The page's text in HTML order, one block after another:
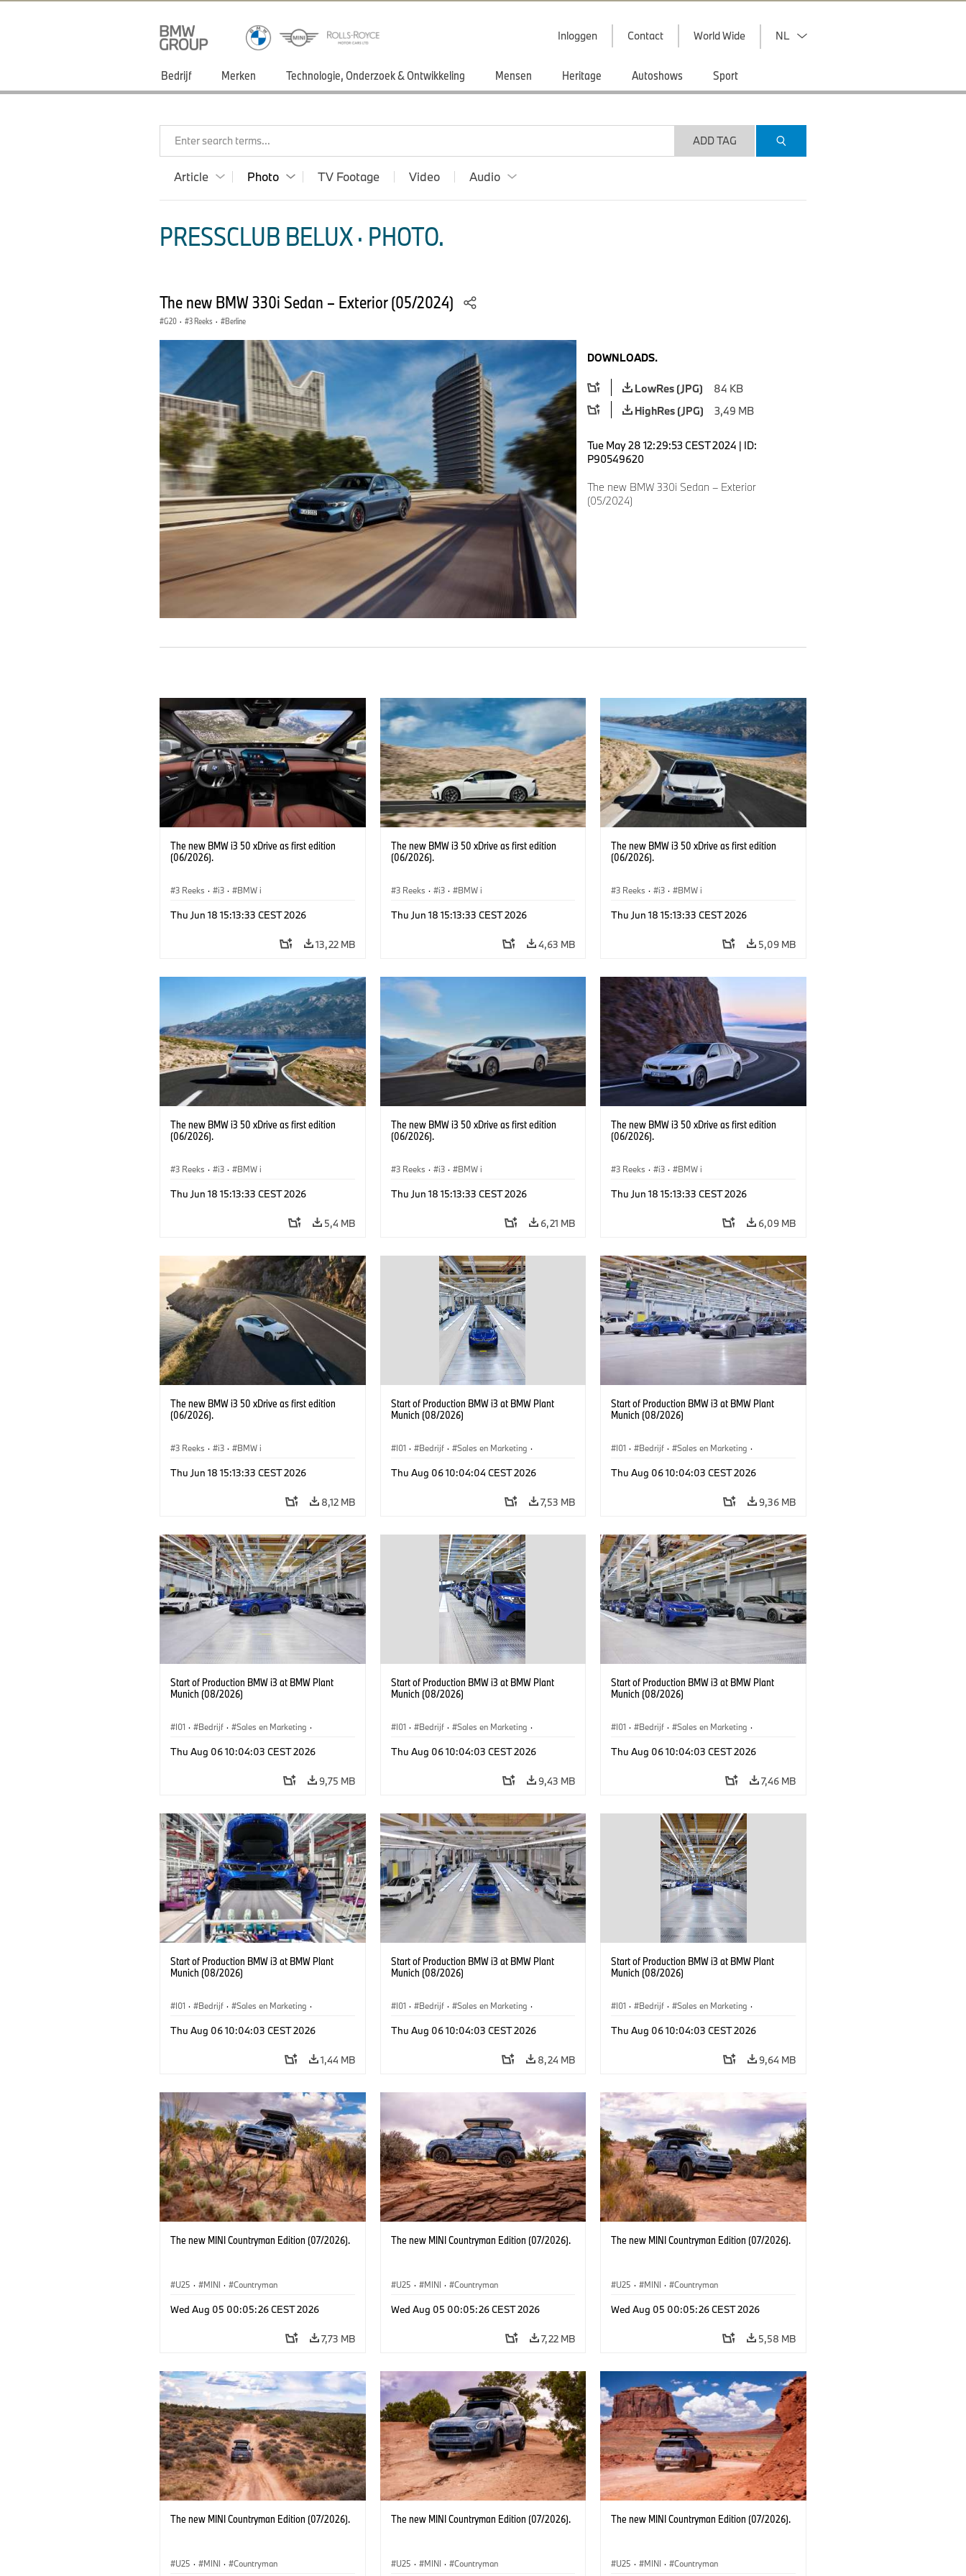
Inloggen Contact World Wide NL
Bedrijf Merken Technologie, Onderzoek & Ontwikkeling Mensen Heritage Autoshows Sport
Enter search terms... ADD TAG
Article Photo TV Footage Video Audio
PRESSCLUB BELUX · PHOTO.
The new BMW 330i Sedan – Exterior (05/2024)
G20 · 3 Reeks · Berline
DOWNLOADS.
LowRes (JPG)
84 KB
HighRes (JPG)
3,49 MB
Tue May 28 12:29:53 CEST 2024 | ID:
P90549620
The new BMW 330i Sedan – Exterior
(05/2024)
The new BMW i3 50 xDrive as first edition
(06/2026).
3 Reeks · i3 · BMW i
Thu Jun 18 15:13:33 CEST 2026
13,22 MB
The new BMW i3 50 xDrive as first edition
(06/2026).
3 Reeks · i3 · BMW i
Thu Jun 18 15:13:33 CEST 2026
4,63 MB
The new BMW i3 50 xDrive as first edition
(06/2026).
3 Reeks · i3 · BMW i
Thu Jun 18 15:13:33 CEST 2026
5,09 MB
The new BMW i3 50 xDrive as first edition
(06/2026).
3 Reeks · i3 · BMW i
Thu Jun 18 15:13:33 CEST 2026
5,4 MB
The new BMW i3 50 xDrive as first edition
(06/2026).
3 Reeks · i3 · BMW i
Thu Jun 18 15:13:33 CEST 2026
6,21 MB
The new BMW i3 50 xDrive as first edition
(06/2026).
3 Reeks · i3 · BMW i
Thu Jun 18 15:13:33 CEST 2026
6,09 MB
The new BMW i3 50 xDrive as first edition
(06/2026).
3 Reeks · i3 · BMW i
Thu Jun 18 15:13:33 CEST 2026
8,12 MB
Start of Production BMW i3 at BMW Plant
Munich (08/2026)
I01 · Bedrijf · Sales en Marketing ·
Thu Aug 06 10:04:04 CEST 2026
7,53 MB
Start of Production BMW i3 at BMW Plant
Munich (08/2026)
I01 · Bedrijf · Sales en Marketing ·
Thu Aug 06 10:04:03 CEST 2026
9,36 MB
Start of Production BMW i3 at BMW Plant
Munich (08/2026)
I01 · Bedrijf · Sales en Marketing ·
Thu Aug 06 10:04:03 CEST 2026
9,75 MB
Start of Production BMW i3 at BMW Plant
Munich (08/2026)
I01 · Bedrijf · Sales en Marketing ·
Thu Aug 06 10:04:03 CEST 2026
9,43 MB
Start of Production BMW i3 at BMW Plant
Munich (08/2026)
I01 · Bedrijf · Sales en Marketing ·
Thu Aug 06 10:04:03 CEST 2026
7,46 MB
Start of Production BMW i3 at BMW Plant
Munich (08/2026)
I01 · Bedrijf · Sales en Marketing ·
Thu Aug 06 10:04:03 CEST 2026
1,44 MB
Start of Production BMW i3 at BMW Plant
Munich (08/2026)
I01 · Bedrijf · Sales en Marketing ·
Thu Aug 06 10:04:03 CEST 2026
8,24 MB
Start of Production BMW i3 at BMW Plant
Munich (08/2026)
I01 · Bedrijf · Sales en Marketing ·
Thu Aug 06 10:04:03 CEST 2026
9,64 MB
The new MINI Countryman Edition (07/2026).
U25 · MINI · Countryman
Wed Aug 05 00:05:26 CEST 2026
7,73 MB
The new MINI Countryman Edition (07/2026).
U25 · MINI · Countryman
Wed Aug 05 00:05:26 CEST 2026
7,22 MB
The new MINI Countryman Edition (07/2026).
U25 · MINI · Countryman
Wed Aug 05 00:05:26 CEST 2026
5,58 MB
The new MINI Countryman Edition (07/2026).
U25 · MINI · Countryman
The new MINI Countryman Edition (07/2026).
U25 · MINI · Countryman
The new MINI Countryman Edition (07/2026).
U25 · MINI · Countryman